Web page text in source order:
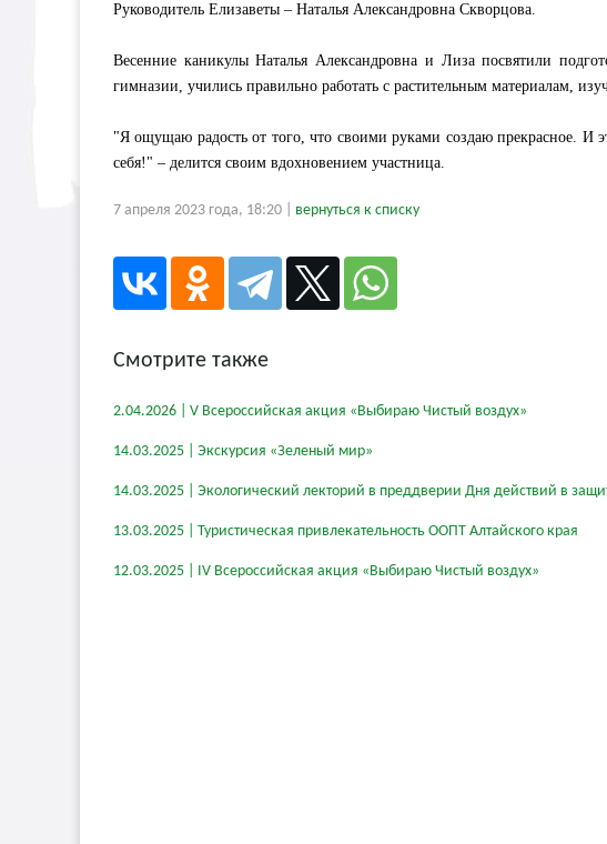
Руководитель Елизаветы – Наталья Александровна Скворцова.
Весенние каникулы Наталья Александровна и Лиза посвятили
гимназии, учились правильно работать с растительным материалам,
"Я ощущаю радость от того, что своими руками создаю прекрасное. И
себя!" – делится своим вдохновением участница.
7 апреля 2023 года, 18:20 | вернуться к списку
Смотрите также
2.04.2026 | V Всероссийская акция «Выбираю Чистый воздух»
14.03.2025 | Экскурсия «Зеленый мир»
14.03.2025 | Экологический лекторий в преддверии Дня действий в
13.03.2025 | Туристическая привлекательность ООПТ Алтайского края
12.03.2025 | IV Всероссийская акция «Выбираю Чистый воздух»